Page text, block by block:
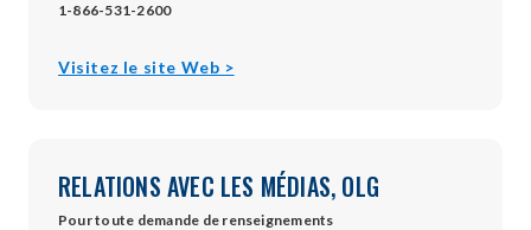
1-866-531-2600
Visitez le site Web >opens
RELATIONS AVEC LES MÉDIAS, OLG
Pour toute demande de renseignements